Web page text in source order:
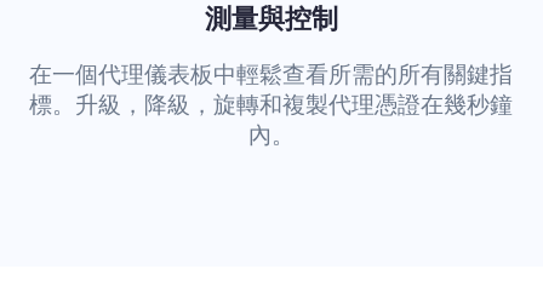
測量與控制
在一個代理儀表板中輕鬆查看所需的所有關鍵指
標。升級，降級，旋轉和複製代理憑證在幾秒鐘
內。